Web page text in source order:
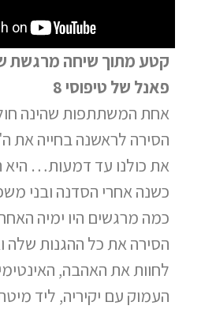
קטע מתוך שיחה מרגשת
פאנל של טיפוסי 8
אחת המשתתפות שהינה
הסירה לראשנה בחייה את
את כולנו עד דמעות…
כשנה אחרי הסדנה ובני
כמה מרגשים היו ימיה
הסירה את כל ההגנות
לחוות את האהבה,
העמוק עם יקיריה, ליד